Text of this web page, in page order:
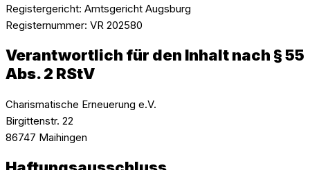
Registergericht: Amtsgericht Augsburg
Registernummer: VR 202580
Verantwortlich für den Inhalt nach § 55
Abs. 2 RStV
Charismatische Erneuerung e.V.
Birgittenstr. 22
86747 Maihingen